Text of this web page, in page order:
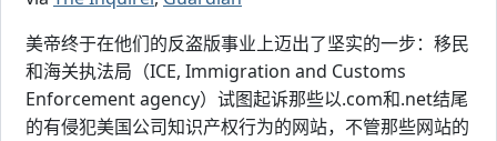
美帝终于在他们的反盗版事业上迈出了坚实的一步：移民
和海关执法局（ICE, Immigration and Customs
Enforcement agency）试图起诉那些以.com和.net结尾
的有侵犯美国公司知识产权行为的网站，不管那些网站的